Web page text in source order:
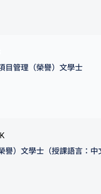
目管理（榮譽）文學士
譽）文學士（授課語言：中